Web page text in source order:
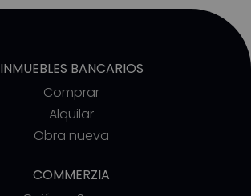
INMUEBLES BANCARIOS
Comprar
Alquilar
Obra nueva
COMMERZIA